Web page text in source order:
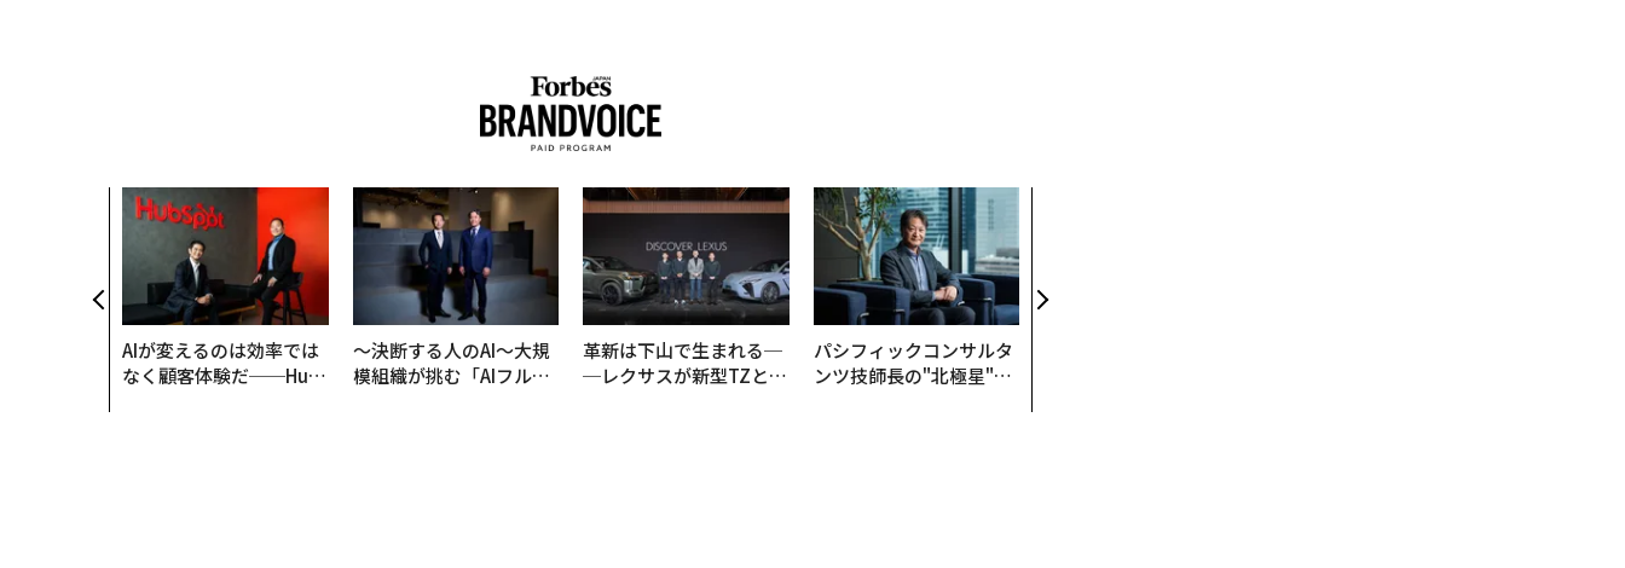
AIが変えるのは効率では
なく顧客体験だ──Hub
〜決断する人のAI〜大規
模組織が挑む「AIフル実
革新は下山で生まれる─
─レクサスが新型TZとE
パシフィックコンサルタ
ンツ技師長の"北極星"。